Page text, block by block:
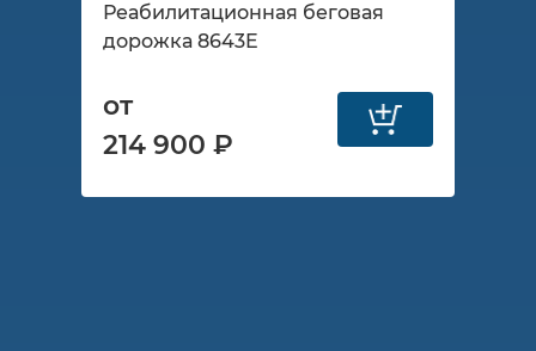
Реабилитационная беговая
дорожка 8643E
от
214 900 ₽